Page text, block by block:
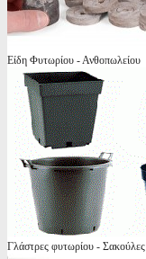
Είδη Φυτωρίου - Ανθοπωλείου
Γλάστρες φυτωρίου - Σακούλες